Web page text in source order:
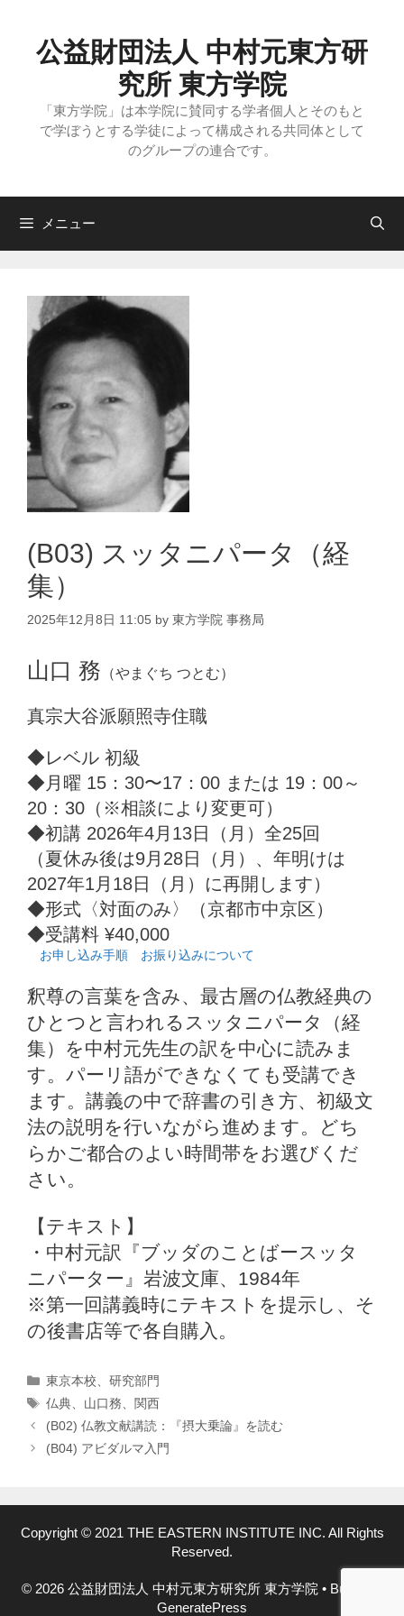
公益財団法人 中村元東方研
究所 東方学院
「東方学院」は本学院に賛同する学者個人とそのもと
で学ぼうとする学徒によって構成される共同体として
のグループの連合です。
メニュー
(B03) スッタニパータ（経
集）
2025年12月8日 11:05 by 東方学院 事務局
山口 務 （やまぐち つとむ）
真宗大谷派願照寺住職
◆レベル 初級
◆月曜 15：30〜17：00 または 19：00～
20：30（※相談により変更可）
◆初講 2026年4月13日（月）全25回
（夏休み後は9月28日（月）、年明けは
2027年1月18日（月）に再開します）
◆形式〈対面のみ〉（京都市中京区）
◆受講料 ¥40,000
お申し込み手順 お振り込みについて
釈尊の言葉を含み、最古層の仏教経典の
ひとつと言われるスッタニパータ（経
集）を中村元先生の訳を中心に読みま
す。パーリ語ができなくても受講でき
ます。講義の中で辞書の引き方、初級文
法の説明を行いながら進めます。どち
らかご都合のよい時間帯をお選びくだ
さい。
【テキスト】
・中村元訳『ブッダのことばースッタ
ニパーター』岩波文庫、1984年
※第一回講義時にテキストを提示し、そ
の後書店等で各自購入。
カ
テ
リ
ー
東京本校 、研究部門
タ
グ
仏典 山口務
関西
(B02) 仏教文献講読：『摂大乗論』を読む
(B04) アビダルマ入門
Copyright © 2021 THE EASTERN INSTITUTE INC. All Rights
Reserved.
© 2026 公益財団法人 中村元東方研究所 東方学院 • Built with
GeneratePress